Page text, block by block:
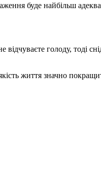
буде найбільш
голоду, тоді
життя значно